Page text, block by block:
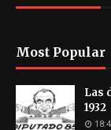
Most Popular
Las
1932